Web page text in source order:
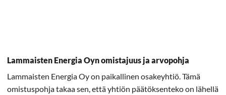
Lammaisten Energia Oyn omistajuus ja arvopohja
Lammaisten Energia Oy on paikallinen osakeyhtiö. Tämä
omistuspohja takaa sen, että yhtiön päätöksenteko on lähellä